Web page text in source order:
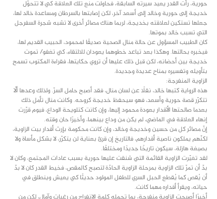
حورية، رأت القدر يعيد سيرته السابقة، فحاولت منع تلك العلاقة كي لا تتحوّل
خديجة إلى حورية وخالد إلى أسعد آخر، لكن إصابتها بالسرطان ومساعدة خالد لها،
جعلها تستكين لعلاقته بخديجة، لربما هناك مصائر أخرى لا تشبه شجرة السفرجل
التي تسبب خالد بموتها.
كان الطبيب المسؤول عن حالة منال الصحية صديقًا لمحمود، الحبيب القديم لها،
فيخبره بحالتها. وهكذا بعد تباعد خطوهما يعودان للالتقاء، كي تغفو/ تموت
خديجة بين أحضانه، لكن قبل ذلك عليها أن تروي حكايتها، فقراءة المكتوب تسمح
بتأويله وتفسيره بمناح عديدة وجديدة.
الزاوية المنفرجة:
هذه الرواية كتبها خالد، نقلًا عن لسان منال، فقد أصبح حامل السرّ. ولذلك وعدها ألّا
تتكرّر قصة حورية وأسعد، فهو سيحفظ خديجة كروحه. وكانت منال تأمل ذلك
بعدما صالحتها الأقدار بعودة محمود إليها، وإن كانت كتلويحة الوداع، فيوم قرّرت
إنهاء العلاقة في الماضي، لم يكن من وداع بينهما، وأخيرًا حان وقته.
إنّ مصائر كل من حسين وخديجة وخالد، وإن كانت محكومة بإرث أقدار بيت الزاوية،
لكنّهم يملكون ناصية أقدارهم، فالتاريخ إن قرئ بعناية لن يتكرّر، لا بشكل مأساة ولا
بصيغة هازلة، سيكون تاريخًا جديدًا ومختلفًا.
لقد تغيّرت الزاوية القائمة التي شنقت عليها حورية بسبب عادات المجتمع، وكان لا
بدّ أن تمرّ تلك الزاوية بمرحلة الزاوية الحادّة لتصبح كالمقص، فخيط القدر كان لا بدّ
أن يُقص كما يُقطع الحبل السري للطفل المولود حديثًا كي يعيش وينطلق في
حياته، ويقرأ أقداره مهما كانت.